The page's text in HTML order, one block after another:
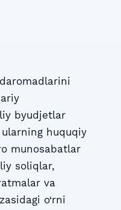
byudjetlar
huquqiy
munosabatlar
soliqlar,
va
o‘rni